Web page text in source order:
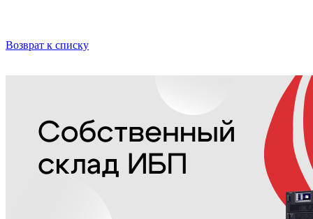
Возврат к списку